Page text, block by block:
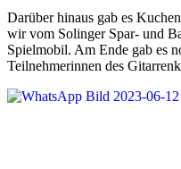
Darüber hinaus gab es
wir vom Solinger Spar- und
Spielmobil. Am Ende gab es
Teilnehmerinnen des